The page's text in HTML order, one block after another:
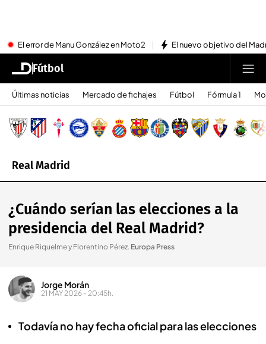
El error de Manu González en Moto2 El nuevo objetivo del
Fútbol
Últimas noticias Mercado de fichajes Fútbol Fórmula 1
Real Madrid
¿Cuándo serían las elecciones a la
presidencia del Real Madrid?
Enrique Riquelme y Florentino Pérez. Europa Press
Jorge Morán
21 MAY 2026 - 20:45h.
Todavía no hay fecha oficial para las elecciones